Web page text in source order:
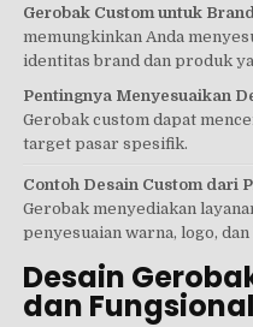
Gerobak Custom untuk
memungkinkan Anda
identitas brand dan produk
Pentingnya Menyesuaikan
Gerobak custom dapat
target pasar spesifik.
Contoh Desain Custom dari
Gerobak menyediakan
penyesuaian warna, logo,
Desain
dan Fungsional